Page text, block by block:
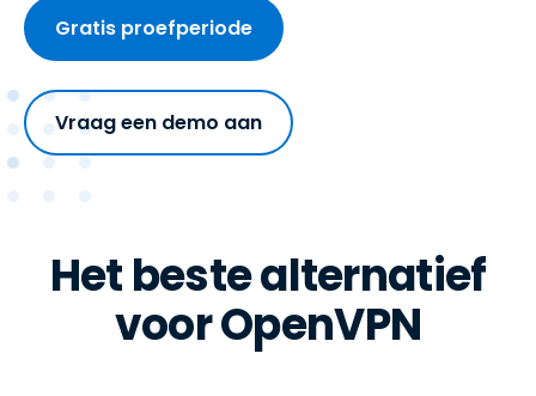
Gratis proefperiode
Vraag een demo aan
Het beste alternatief
voor OpenVPN